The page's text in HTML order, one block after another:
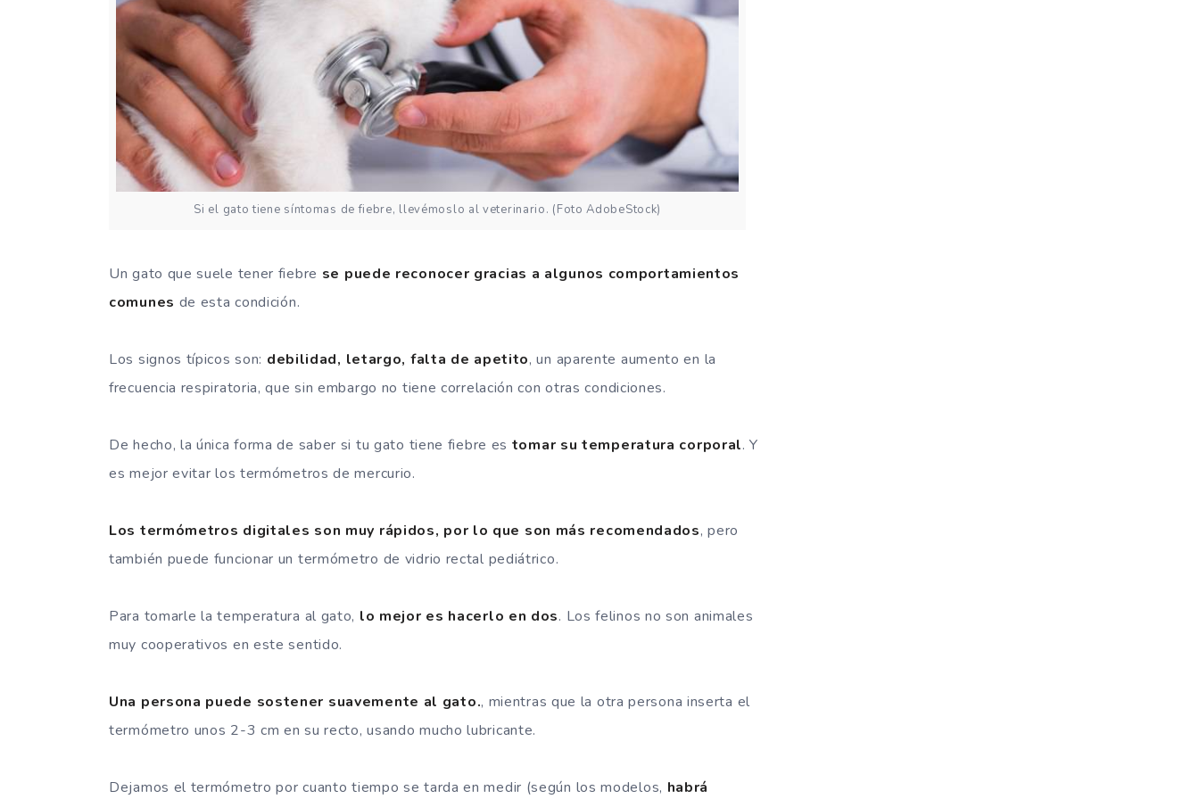
Si el gato tiene síntomas de fiebre, llevémoslo al veterinario. (Foto AdobeStock)
Un gato que suele tener fiebre se puede reconocer gracias a algunos comportamientos
comunes de esta condición.
Los signos típicos son: debilidad, letargo, falta de apetito, un aparente aumento en la
frecuencia respiratoria, que sin embargo no tiene correlación con otras condiciones.
De hecho, la única forma de saber si tu gato tiene fiebre es tomar su temperatura corporal. Y
es mejor evitar los termómetros de mercurio.
Los termómetros digitales son muy rápidos, por lo que son más recomendados, pero
también puede funcionar un termómetro de vidrio rectal pediátrico.
Para tomarle la temperatura al gato, lo mejor es hacerlo en dos. Los felinos no son animales
muy cooperativos en este sentido.
Una persona puede sostener suavemente al gato., mientras que la otra persona inserta el
termómetro unos 2-3 cm en su recto, usando mucho lubricante.
Dejamos el termómetro por cuanto tiempo se tarda en medir (según los modelos, habrá